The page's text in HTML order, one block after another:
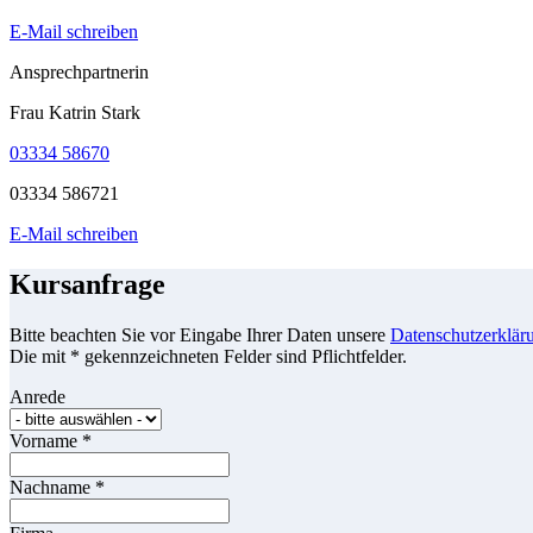
E-Mail schreiben
Ansprechpartnerin
Frau Katrin Stark
03334 58670
03334 586721
E-Mail schreiben
Kursanfrage
Bitte beachten Sie vor Eingabe Ihrer Daten unsere
Die mit * gekennzeichneten Felder sind Pflichtfelder.
Anrede
Vorname *
Nachname *